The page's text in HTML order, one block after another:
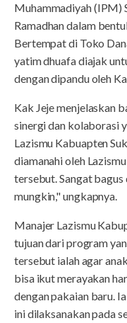
Muhammadiyah (IPM)
Ramadhan dalam
Bertempat di Toko
yatim dhuafa diajak
dengan dipandu oleh
Kak Jeje menjelaskan
sinergi dan kolaborasi
Lazismu Kabuapten
diamanahi oleh
tersebut. Sangat
mungkin," ungkapnya.
Manajer Lazismu
tujuan dari program
tersebut ialah agar
bisa ikut merayakan
dengan pakaian baru.
ini dilaksanakan pada